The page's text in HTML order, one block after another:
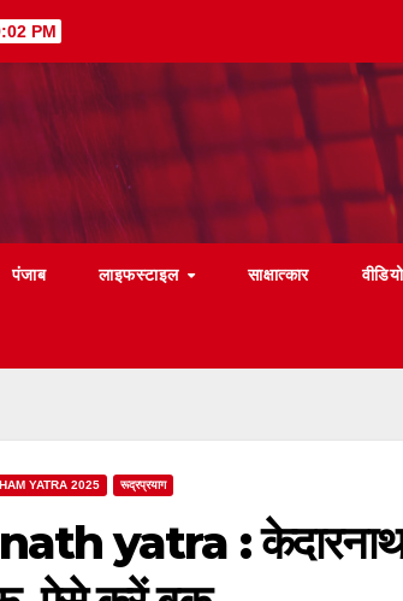
PM
पंजाब लाइफस्टाइल साक्षात्कार वीडियो
YATRA 2025 रूद्रप्रयाग
yatra : केदारनाथ